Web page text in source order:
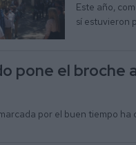
Este año,
sí estuvieron
pone el broche
por el buen tiempo